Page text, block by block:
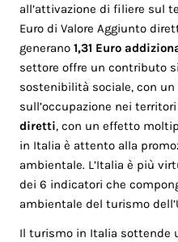
all’attivazione di filiere sul
Euro di Valore Aggiunto
generano1,31 Euro
settore offre un contributo
sostenibilità sociale, con
sull’occupazione nei
diretti, con un effetto
in Italia è attento alla
ambientale. L’Italia è più
dei 6 indicatori che
ambientale del turismo
Il turismo in Italia sottende